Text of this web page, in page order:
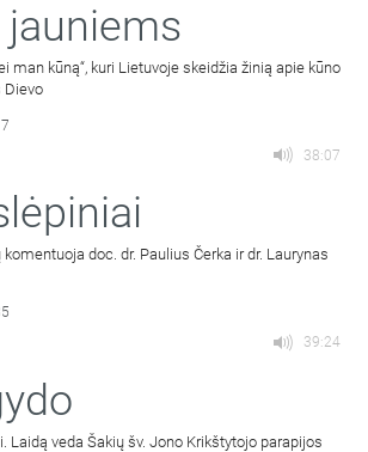
jauniems
man kūną“, kuri Lietuvoje skeidžia žinią apie kūno
Dievo
38:07
doc. dr. Paulius Čerka ir dr. Laurynas
39:24
Laidą veda Šakių šv. Jono Krikštytojo parapijos